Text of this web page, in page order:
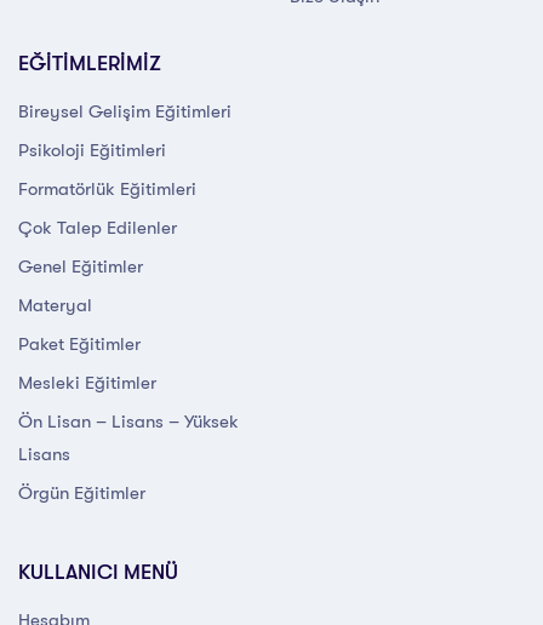
EĞİTİMLERİMİZ
Bireysel Gelişim Eğitimleri
Psikoloji Eğitimleri
Formatörlük Eğitimleri
Çok Talep Edilenler
Genel Eğitimler
Materyal
Paket Eğitimler
Mesleki Eğitimler
Ön Lisan – Lisans – Yüksek
Lisans
Örgün Eğitimler
KULLANICI MENÜ
Hesabım